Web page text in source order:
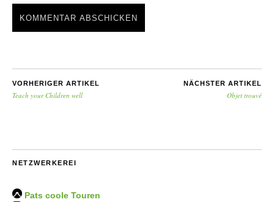
VORHERIGER ARTIKEL
Teach your Children well
NÄCHSTER ARTIKEL
Objet trouvé
NETZWERKEREI
Pats coole Touren